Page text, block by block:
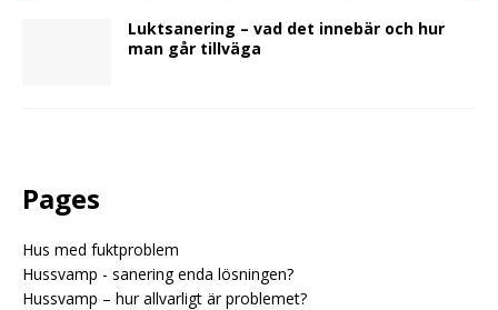
Luktsanering – vad det innebär och hur
man går tillväga
Pages
Hus med fuktproblem
Hussvamp - sanering enda lösningen?
Hussvamp – hur allvarligt är problemet?